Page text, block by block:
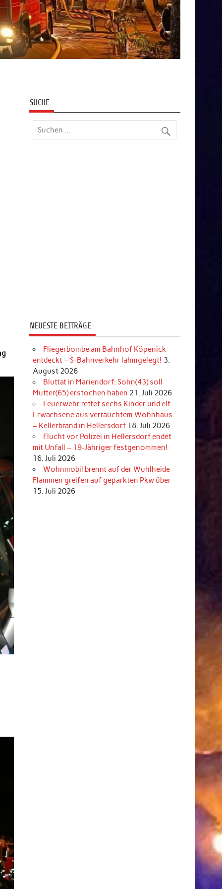
SUCHE
NEUESTE BEITRÄGE
Fliegerbombe am Bahnhof Köpenick
entdeckt – S-Bahnverkehr lahmgelegt! 3.
August 2026
Bluttat in Mariendorf: Sohn(43) soll
Mutter(65) erstochen haben 21. Juli 2026
Feuerwehr rettet sechs Kinder und elf
Erwachsene aus verrauchtem Wohnhaus
– Kellerbrand in Hellersdorf 18. Juli 2026
Flucht vor Polizei in Hellersdorf endet
mit Unfall – 19-Jähriger festgenommen!
16. Juli 2026
Wohnmobil brennt auf der Wuhlheide –
Flammen greifen auf geparkten Pkw über
15. Juli 2026